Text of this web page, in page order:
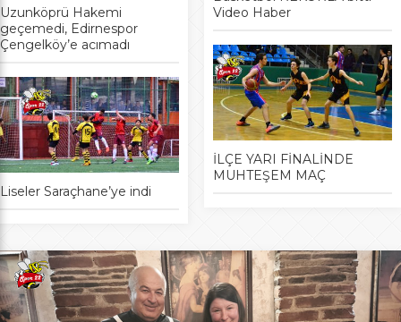
Uzunköprü Hakemi
geçemedi, Edirnespor
Çengelköy’e acımadı
Liseler Saraçhane’ye indi
Video Haber
İLÇE YARI FİNALİNDE
MUHTEŞEM MAÇ